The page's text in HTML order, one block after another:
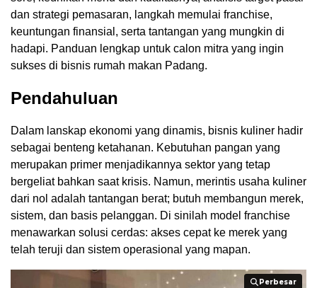
dan strategi pemasaran, langkah memulai franchise,
keuntungan finansial, serta tantangan yang mungkin di
hadapi. Panduan lengkap untuk calon mitra yang ingin
sukses di bisnis rumah makan Padang.
Pendahuluan
Dalam lanskap ekonomi yang dinamis, bisnis kuliner hadir
sebagai benteng ketahanan. Kebutuhan pangan yang
merupakan primer menjadikannya sektor yang tetap
bergeliat bahkan saat krisis. Namun, merintis usaha kuliner
dari nol adalah tantangan berat; butuh membangun merek,
sistem, dan basis pelanggan. Di sinilah model franchise
menawarkan solusi cerdas: akses cepat ke merek yang
telah teruji dan sistem operasional yang mapan.
Perbesar
Perbesar